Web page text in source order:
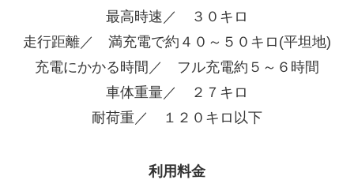
最高時速／ ３０キロ
走行距離／ 満充電で約４０～５０キロ(平坦地)
充電にかかる時間／ フル充電約５～６時間
車体重量／ ２７キロ
耐荷重／ １２０キロ以下
利用料金